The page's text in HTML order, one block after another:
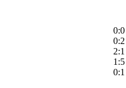
0:0
0:2
2:1
1:5
0:1